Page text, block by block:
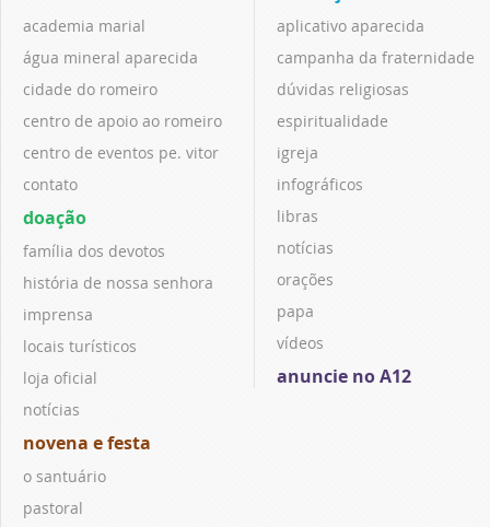
academia marial
água mineral aparecida
cidade do romeiro
centro de apoio ao romeiro
centro de eventos pe. vitor
contato
doação
família dos devotos
história de nossa senhora
imprensa
locais turísticos
loja oficial
notícias
novena e festa
o santuário
pastoral
aplicativo aparecida
campanha da fraternidade
dúvidas religiosas
espiritualidade
igreja
infográficos
libras
notícias
orações
papa
vídeos
anuncie no A12